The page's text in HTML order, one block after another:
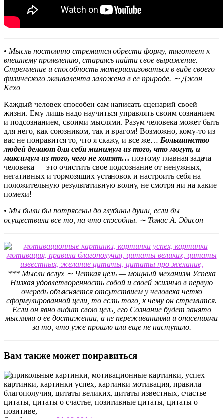
• Мысль постоянно стремится обрести форму, тяготеет к
внешнему проявлению, стараясь найти свое выражение.
Стремление и способность материализоваться в виде своего
физического эквивалента заложена в ее природе. ∼ Джон
Кехо
Каждый человек способен сам написать сценарий своей
жизни. Ему лишь надо научиться управлять своим сознанием
и подсознанием, своими мыслями. Разум человека может быть
для него, как союзником, так и врагом! Возможно, кому-то из
вас не понравится то, что я скажу, и все же… Большинство
людей делают для себя минимум из того, что могут, и
максимум из того, чего не хотят… поэтому главная задача
человека — это очистить свое подсознание от ненужных,
негативных и тормозящих установок и настроить себя на
положительную результативную волну, не смотря ни на какие
помехи!
• Мы были бы потрясены до глубины души, если бы
осуществили все то, на что способны. ∼ Томас А. Эдисон
*** Мысли вслух ∼ Четкая цель — мощный механизм Успеха
Низкая удовлетворенность собой и своей жизнью в первую
очередь объясняется отсутствием у человека четко
сформулированной цели, то есть того, к чему он стремится.
Если он явно видит свою цель, его Сознание будет занято
мыслями о ее достижении, а не переживаниями и опасениями
за то, что уже прошло или еще не наступило.
Вам также может понравиться